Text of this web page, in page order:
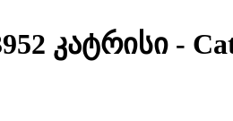
კატრისი -